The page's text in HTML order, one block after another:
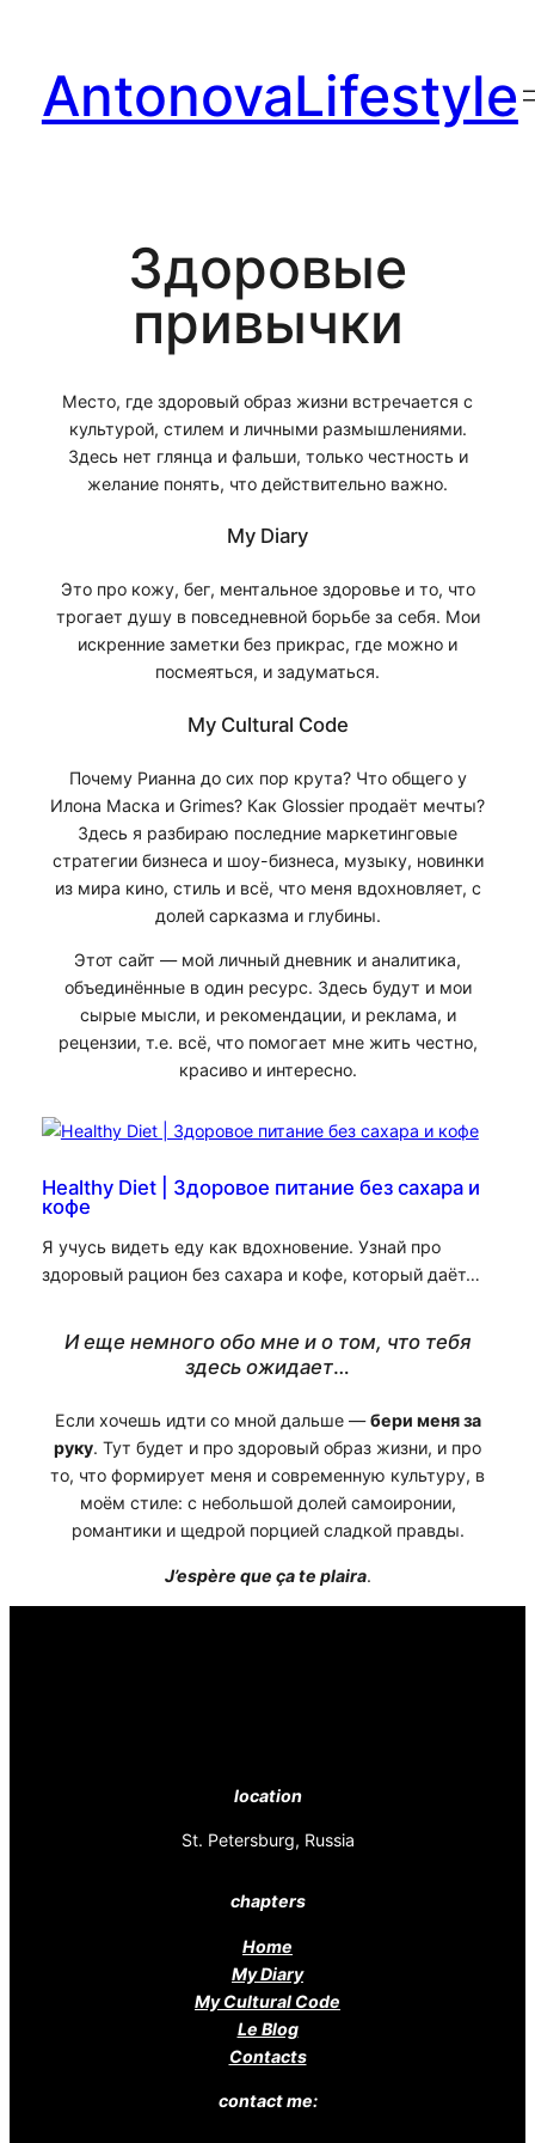
содержимому
AntonovaLifestyle
Здоровые
привычки
Место, где здоровый образ жизни встречается с
культурой, стилем и личными размышлениями.
Здесь нет глянца и фальши, только честность и
желание понять, что действительно важно.
My Diary
Это про кожу, бег, ментальное здоровье и то, что
трогает душу в повседневной борьбе за себя. Мои
искренние заметки без прикрас, где можно и
посмеяться, и задуматься.
My Cultural Code
Почему Рианна до сих пор крута? Что общего у
Илона Маска и Grimes? Как Glossier продаёт мечты?
Здесь я разбираю последние маркетинговые
стратегии бизнеса и шоу-бизнеса, музыку, новинки
из мира кино, стиль и всё, что меня вдохновляет, с
долей сарказма и глубины.
Этот сайт — мой личный дневник и аналитика,
объединённые в один ресурс. Здесь будут и мои
сырые мысли, и рекомендации, и реклама, и
рецензии, т.е. всё, что помогает мне жить честно,
красиво и интересно.
Healthy Diet | Здоровое питание без сахара и
кофе
Я учусь видеть еду как вдохновение. Узнай про
здоровый рацион без сахара и кофе, который даёт…
И еще немного обо мне и о том, что тебя
здесь ожидает…
Если хочешь идти со мной дальше —бери меня за
руку. Тут будет и про здоровый образ жизни, и про
то, что формирует меня и современную культуру, в
моём стиле: с небольшой долей самоиронии,
романтики и щедрой порцией сладкой правды.
J’espère que ça te plaira.
location
St. Petersburg, Russia
chapters
Home
My Diary
My Cultural Code
Le Blog
Contacts
contact me: